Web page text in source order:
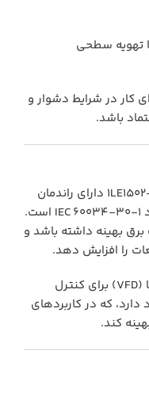
کار در شرایط دشوار و
باشد.
الکتروموتور زیمنس 1LE1502‑3AB53‑4AA4 دارای راندمان
انرژی استاندارد IE1 مطابق با استاندارد IEC 60034‑30‑1 است.
بهینه داشته باشد و
را افزایش دهد.
همچنین امکان هماهنگی با اینورترها (VFD) برای کنترل
که در کاربردهای
کند.